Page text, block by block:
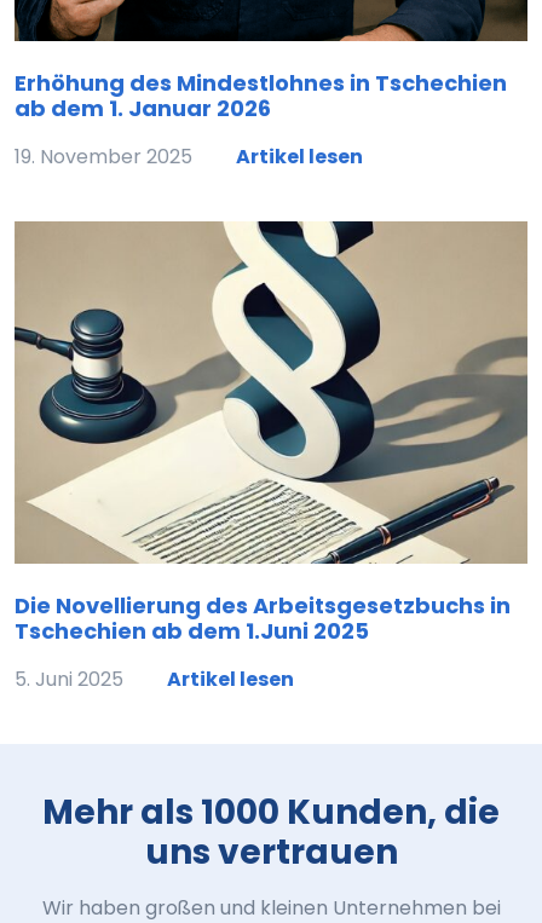
Erhöhung des Mindestlohnes in Tschechien
ab dem 1. Januar 2026
19. November 2025 Artikel lesen
Die Novellierung des Arbeitsgesetzbuchs in
Tschechien ab dem 1.Juni 2025
5. Juni 2025 Artikel lesen
Mehr als 1000 Kunden, die
uns vertrauen
Wir haben großen und kleinen Unternehmen bei